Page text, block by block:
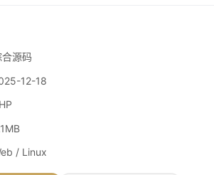
合源码
12-18
/ Linux